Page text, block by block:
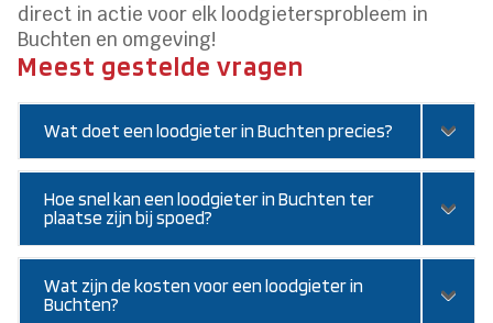
direct in actie voor elk loodgietersprobleem in
Buchten en omgeving!
Meest gestelde vragen
Wat doet een loodgieter in Buchten precies?
Hoe snel kan een loodgieter in Buchten ter
plaatse zijn bij spoed?
Wat zijn de kosten voor een loodgieter in
Buchten?